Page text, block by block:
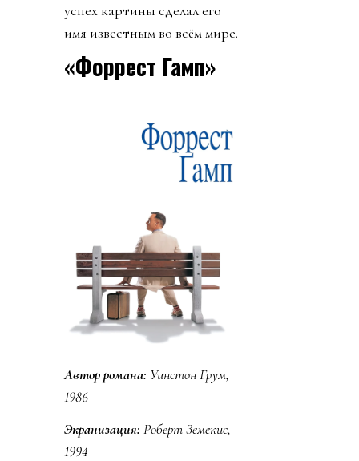
успех картины сделал его
имя известным во всём мире.
«Форрест Гамп»
Автор романа: Уинстон Грум,
1986
Экранизация: Роберт Земекис,
1994